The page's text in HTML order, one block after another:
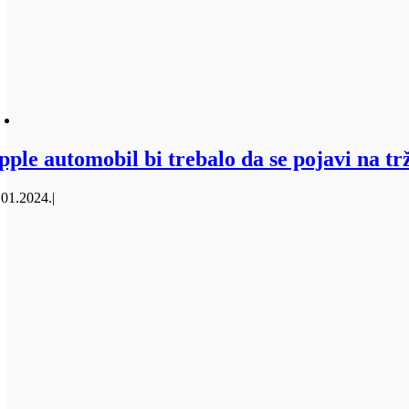
automobil bi trebalo da se pojavi na
|